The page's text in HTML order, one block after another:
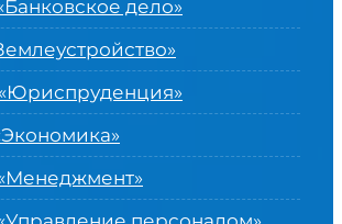
дело»